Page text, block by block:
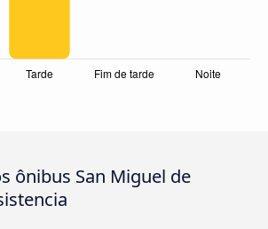
ônibus San Miguel de